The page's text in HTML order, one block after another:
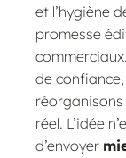
et l’hygiène
promesse
de
réorganisons
réel. L’idée
d’envoyer